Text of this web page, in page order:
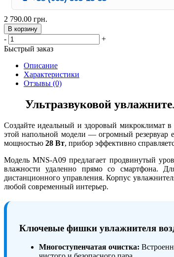
2 790.00 грн.
В корзину
-
+
Быстрый заказ
Описание
Характеристики
Отзывы (0)
Ультразвуковой
Создайте идеальный и здоровый микроклимат
этой напольной модели — огромный резервуар
мощностью 28 Вт, прибор эффективно
Модель MNS-A09 предлагает продвинутый
влажности удаленно прямо со смартфона.
дистанционного управления. Корпус
любой современный интерьер.
Ключевые фишки увлажнителя
Многоступенчатая очистка: